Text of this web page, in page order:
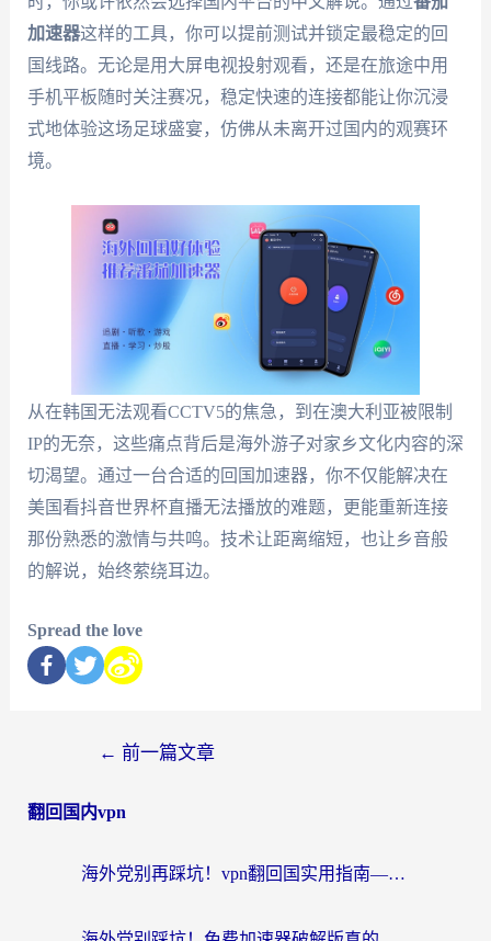
加速器这样的工具，你可以提前测试并锁定最稳定的回
国线路。无论是用大屏电视投射观看，还是在旅途中用
手机平板随时关注赛况，稳定快速的连接都能让你沉浸
式地体验这场足球盛宴，仿佛从未离开过国内的观赛环
境。
从在韩国无法观看CCTV5的焦急，到在澳大利亚被限制
IP的无奈，这些痛点背后是海外游子对家乡文化内容的深
切渴望。通过一台合适的回国加速器，你不仅能解决在
美国看抖音世界杯直播无法播放的难题，更能重新连接
那份熟悉的激情与共鸣。技术让距离缩短，也让乡音般
的解说，始终萦绕耳边。
Spread the love
← 前一篇文章
翻回国内vpn
海外党别再踩坑！vpn翻回国实用指南——选对加速器，国内资源无缝用